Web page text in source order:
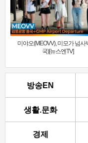
미야오(MEOVV), 미모가 넘사
국)[뉴스엔TV]
방송EN
생활.문화
경제